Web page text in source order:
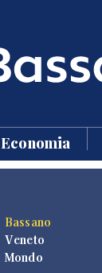
Economia
Bassano
Veneto
Mondo